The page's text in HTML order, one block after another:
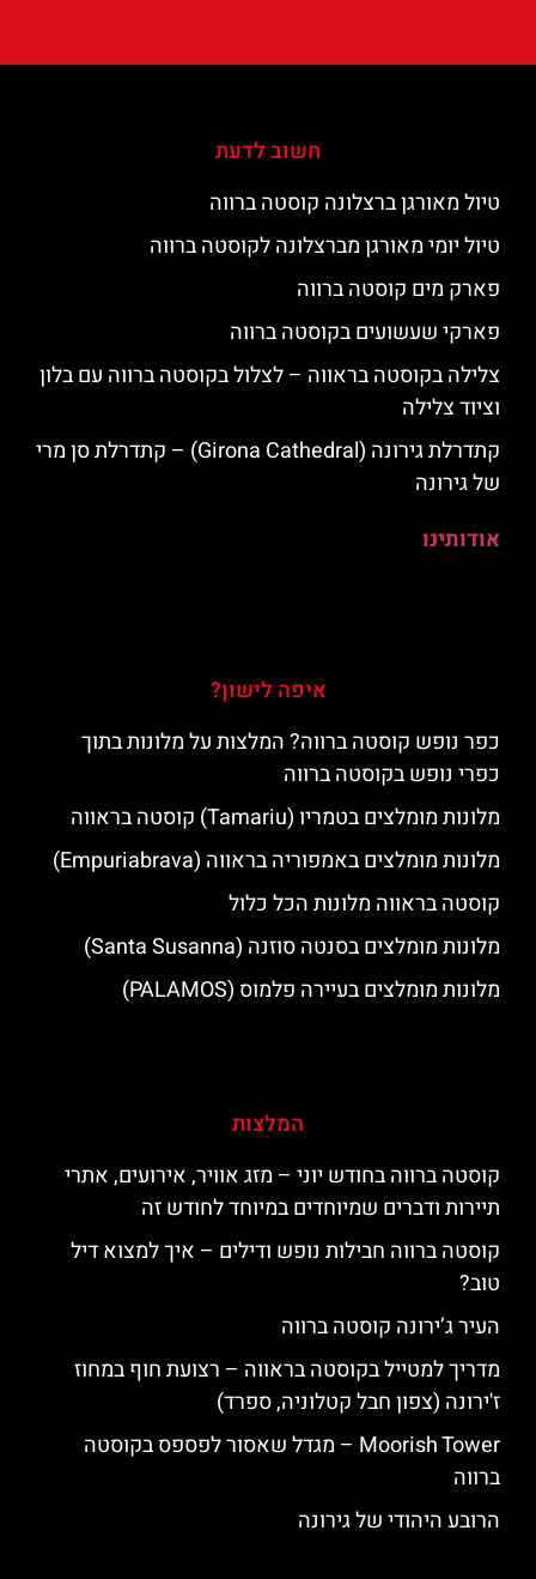
חשוב לדעת
טיול מאורגן ברצלונה קוסטה ברווה
טיול יומי מאורגן מברצלונה לקוסטה ברווה
פארק מים קוסטה ברווה
פארקי שעשועים בקוסטה ברווה
צלילה בקוסטה בראווה – לצלול בקוסטה ברווה עם בלון
וציוד צלילה
קתדרלת גירונה (Girona Cathedral) – קתדרלת סן מרי
של גירונה
אודותינו
איפה לישון?
כפר נופש קוסטה ברווה? המלצות על מלונות בתוך
כפרי נופש בקוסטה ברווה
מלונות מומלצים בטמריו (Tamariu) קוסטה בראווה
מלונות מומלצים באמפוריה בראווה (Empuriabrava)
קוסטה בראווה מלונות הכל כלול
מלונות מומלצים בסנטה סוזנה (Santa Susanna)
מלונות מומלצים בעיירה פלמוס (PALAMOS)
המלצות
קוסטה ברווה בחודש יוני – מזג אוויר, אירועים, אתרי
תיירות ודברים שמיוחדים במיוחד לחודש זה
קוסטה ברווה חבילות נופש ודילים – איך למצוא דיל
טוב?
העיר ג’ירונה קוסטה ברווה
מדריך למטייל בקוסטה בראווה – רצועת חוף במחוז
ז'ירונה (צפון חבל קטלוניה, ספרד)
‪‪Moorish Tower‬‬ – מגדל שאסור לפספס בקוסטה
ברווה
הרובע היהודי של גירונה